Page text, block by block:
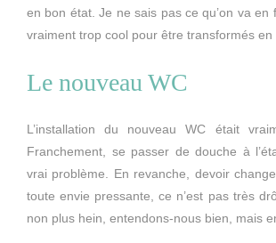
en bon état. Je ne sais pas ce qu’on va en
vraiment trop cool pour être transformés en
Le nouveau WC
L’installation du nouveau WC était
Franchement, se passer de douche à
vrai problème. En revanche, devoir
toute envie pressante, ce n’est pas très
non plus hein, entendons-nous bien, mais